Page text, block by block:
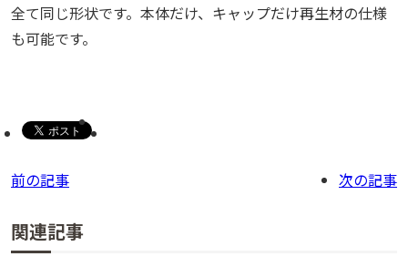
全て同じ形状です。本体だけ、キャップだけ再生材の仕様
も可能です。
前の記事 次の記事
関連記事